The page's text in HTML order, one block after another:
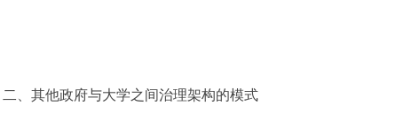
二、其他政府与大学之间治理架构的模式